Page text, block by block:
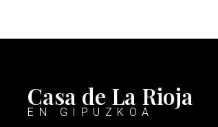
Casa de La Rioja
EN GIPUZKOA